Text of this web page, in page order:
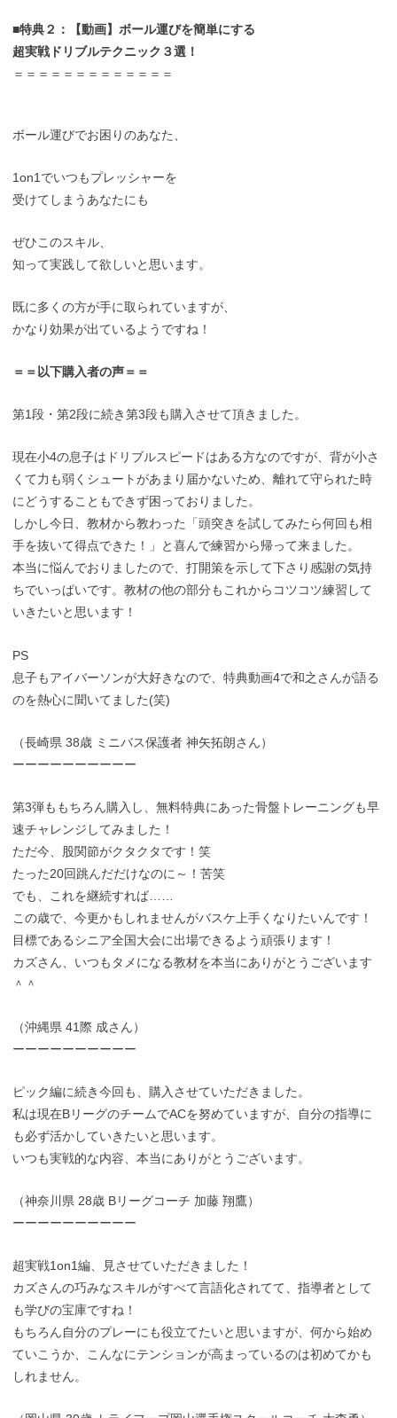
■特典２：【動画】ボール運びを簡単にする
超実戦ドリブルテクニック３選！
＝＝＝＝＝＝＝＝＝＝＝＝＝
ボール運びでお困りのあなた、
1on1でいつもプレッシャーを
受けてしまうあなたにも
ぜひこのスキル、
知って実践して欲しいと思います。
既に多くの方が手に取られていますが、
かなり効果が出ているようですね！
＝＝以下購入者の声＝＝
第1段・第2段に続き第3段も購入させて頂きました。
現在小4の息子はドリブルスピードはある方なのですが、背が小さ
くて力も弱くシュートがあまり届かないため、離れて守られた時
にどうすることもできず困っておりました。
しかし今日、教材から教わった「頭突きを試してみたら何回も相
手を抜いて得点できた！」と喜んで練習から帰って来ました。
本当に悩んでおりましたので、打開策を示して下さり感謝の気持
ちでいっぱいです。教材の他の部分もこれからコツコツ練習して
いきたいと思います！
PS
息子もアイバーソンが大好きなので、特典動画4で和之さんが語る
のを熱心に聞いてました(笑)
（長崎県 38歳 ミニバス保護者 神矢拓朗さん）
ーーーーーーーーーー
第3弾ももちろん購入し、無料特典にあった骨盤トレーニングも早
速チャレンジしてみました！
ただ今、股関節がクタクタです！笑
たった20回跳んだだけなのに～！苦笑
でも、これを継続すれば……
この歳で、今更かもしれませんがバスケ上手くなりたいんです！
目標であるシニア全国大会に出場できるよう頑張ります！
カズさん、いつもタメになる教材を本当にありがとうございます
＾＾
（沖縄県 41際 成さん）
ーーーーーーーーーー
ピック編に続き今回も、購入させていただきました。
私は現在BリーグのチームでACを努めていますが、自分の指導に
も必ず活かしていきたいと思います。
いつも実戦的な内容、本当にありがとうございます。
（神奈川県 28歳 Bリーグコーチ 加藤 翔鷹）
ーーーーーーーーーー
超実戦1on1編、見させていただきました！
カズさんの巧みなスキルがすべて言語化されてて、指導者として
も学びの宝庫ですね！
もちろん自分のプレーにも役立てたいと思いますが、何から始め
ていこうか、こんなにテンションが高まっているのは初めてかも
しれません。